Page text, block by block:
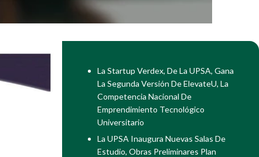
La Startup Verdex, De La UPSA, Gana
La Segunda Versión De ElevateU, La
Competencia Nacional De
Emprendimiento Tecnológico
Universitario
La UPSA Inaugura Nuevas Salas De
Estudio, Obras Preliminares Plan